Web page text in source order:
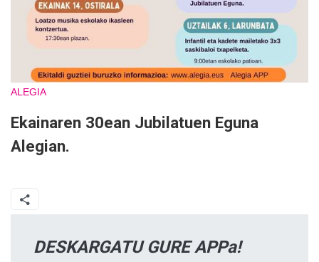
ALEGIA
Ekainaren 30ean Jubilatuen Eguna
Alegian.
DESKARGATU GURE APPa!